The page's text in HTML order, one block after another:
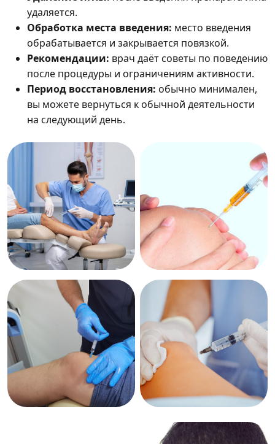
удаляется.
Обработка места введения: место введения
обрабатывается и закрывается повязкой.
Рекомендации: врач даёт советы по поведению
после процедуры и ограничениям активности.
Период восстановления: обычно минимален,
вы можете вернуться к обычной деятельности
на следующий день.